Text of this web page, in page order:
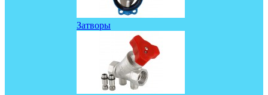
Затворы